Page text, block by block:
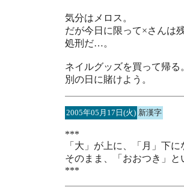
気分はメロス。
だが今日に限って×さんは
処刑だ…。
ネイルグッズを買って帰る。
別の日に賭けよう。
2005年05月17日(火) 新漢字
***
「大」が上に、「月」下
そのまま、「おおつき」と
***